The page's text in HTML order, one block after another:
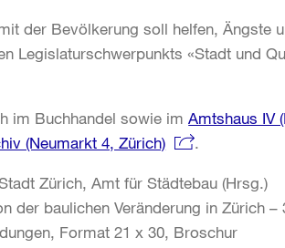
der Bevölkerung soll helfen, Ängste
Legislaturschwerpunkts «Stadt und
im Buchhandel sowie imAmtshaus IV
(Neumarkt 4, Zürich) .
Zürich, Amt für Städtebau (Hrsg.)
der baulichen Veränderung in Zürich –
Format 21 x 30, Broschur